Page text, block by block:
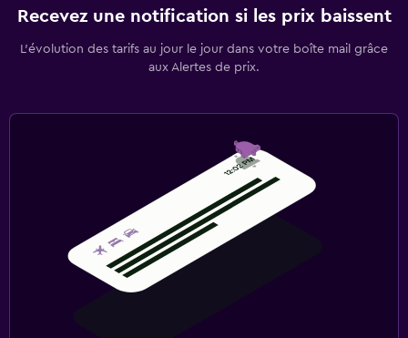
Recevez une notification si les prix baissent
L’évolution des tarifs au jour le jour dans votre boîte mail grâce
aux Alertes de prix.